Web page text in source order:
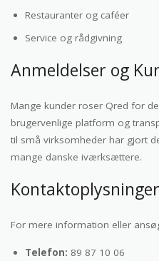
Restauranter og caféer
Service og rådgivning
Anmeldelser og
Mange kunder roser Qred for
brugervenlige platform og
til små virksomheder har gjort
mange danske iværksættere.
Kontaktoplysninger
For mere information eller
Telefon: 89 87 10 06